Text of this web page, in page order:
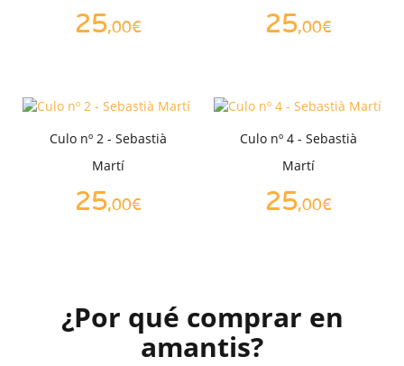
25,00€ 25,00€
Culo nº 2 - Sebastià
Martí
25,00€
Culo nº 4 - Sebastià
Martí
25,00€
¿Por qué comprar en
amantis?